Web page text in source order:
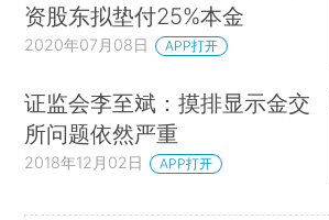
资股东拟垫付25%本金
2020年07月08日 APP打开
证监会李至斌：摸排显示金交
所问题依然严重
2018年12月02日 APP打开